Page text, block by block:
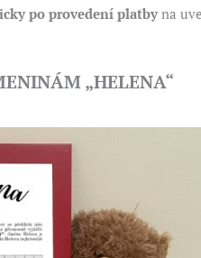
po provedení platbyna
„HELENA“